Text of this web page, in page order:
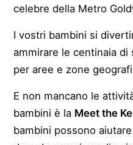
celebre della Metro
I vostri bambini si
ammirare le centinaia
per aree e zone
E non mancano le
bambini è la Meet the
bambini possono